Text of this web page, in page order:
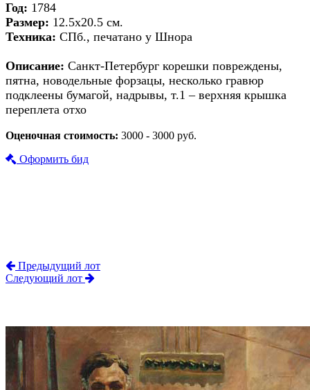
Год: 1784
Размер: 12.5х20.5 см.
Техника: СПб., печатано у Шнора
Описание: Санкт-Петербург корешки повреждены,
пятна, новодельные форзацы, несколько гравюр
подклеены бумагой, надрывы, т.1 – верхняя крышка
переплета отхо
Оценочная стоимость: 3000 - 3000 руб.
Оформить бид
Предыдущий лот
Следующий лот